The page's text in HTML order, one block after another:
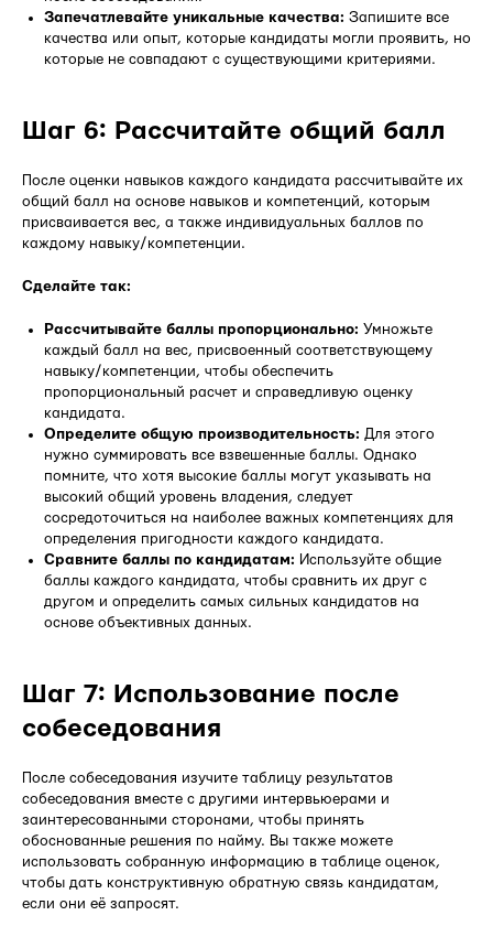
Запечатлевайте уникальные качества: Запишите все
качества или опыт, которые кандидаты могли проявить, но
которые не совпадают с существующими критериями.
Шаг 6: Рассчитайте общий балл
После оценки навыков каждого кандидата рассчитывайте их
общий балл на основе навыков и компетенций, которым
присваивается вес, а также индивидуальных баллов по
каждому навыку/компетенции.
Сделайте так:
Рассчитывайте баллы пропорционально: Умножьте
каждый балл на вес, присвоенный соответствующему
навыку/компетенции, чтобы обеспечить
пропорциональный расчет и справедливую оценку
кандидата.
Определите общую производительность: Для этого
нужно суммировать все взвешенные баллы. Однако
помните, что хотя высокие баллы могут указывать на
высокий общий уровень владения, следует
сосредоточиться на наиболее важных компетенциях для
определения пригодности каждого кандидата.
Сравните баллы по кандидатам: Используйте общие
баллы каждого кандидата, чтобы сравнить их друг с
другом и определить самых сильных кандидатов на
основе объективных данных.
Шаг 7: Использование после
собеседования
После собеседования изучите таблицу результатов
собеседования вместе с другими интервьюерами и
заинтересованными сторонами, чтобы принять
обоснованные решения по найму. Вы также можете
использовать собранную информацию в таблице оценок,
чтобы дать конструктивную обратную связь кандидатам,
если они её запросят.